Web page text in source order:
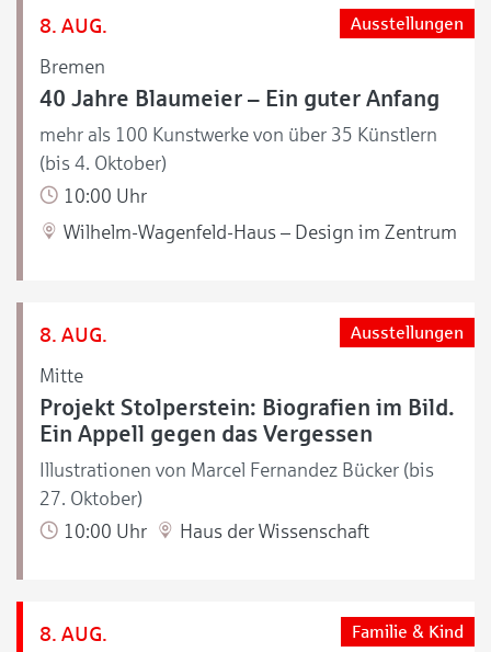
8. AUG.
Bremen
Ausstellungen
40 Jahre Blaumeier – Ein guter Anfang
mehr als 100 Kunstwerke von über 35 Künstlern
(bis 4. Oktober)
10:00 Uhr
Wilhelm-Wagenfeld-Haus – Design im Zentrum
8. AUG.
Mitte
Ausstellungen
Projekt Stolperstein: Biografien im Bild.
Ein Appell gegen das Vergessen
Illustrationen von Marcel Fernandez Bücker (bis
27. Oktober)
10:00 Uhr
Haus der Wissenschaft
8. AUG. Familie & Kind